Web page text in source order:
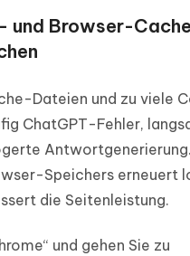
und Browser-
Dateien und zu viele
ChatGPT-Fehler,
Speichers erneuert
die Seitenleistung.
und gehen Sie zu